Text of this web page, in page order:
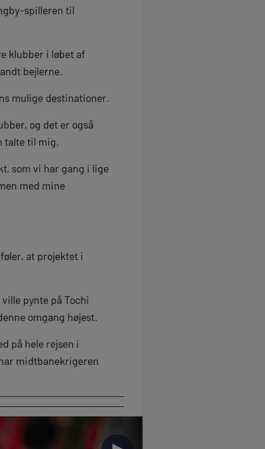
spilleren til
klubber i løbet af
bejlerne.
mulige destinationer.
og det er også
talte til mig.
som vi har gang i lige
med mine
at projektet i
pynte på Tochi
omgang højest.
på hele rejsen i
midtbanekrigeren